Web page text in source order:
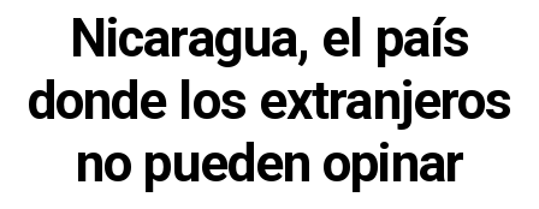
Nicaragua, el país
donde los extranjeros
no pueden opinar